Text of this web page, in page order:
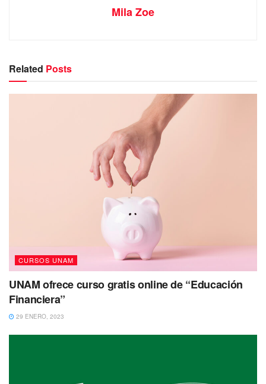
Mila Zoe
Related Posts
CURSOS UNAM
UNAM ofrece curso gratis online de “Educación
Financiera”
29 ENERO, 2023